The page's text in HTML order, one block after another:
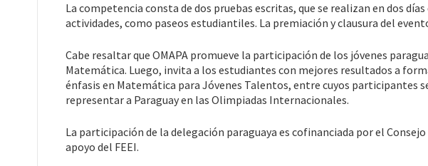
La competencia consta de dos pruebas escritas, que se realizan en dos
actividades, como paseos estudiantiles. La premiación y clausura del
Cabe resaltar que OMAPA promueve la participación de los jóvenes
Matemática. Luego, invita a los estudiantes con mejores resultados a
énfasis en Matemática para Jóvenes Talentos, entre cuyos participantes
representar a Paraguay en las Olimpiadas Internacionales.
La participación de la delegación paraguaya es cofinanciada por el
apoyo del FEEI.